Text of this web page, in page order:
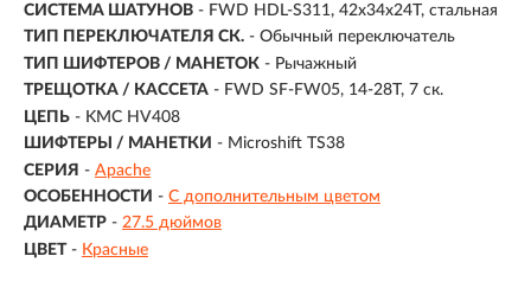
СИСТЕМА ШАТУНОВ - FWD HDL-S311, 42x34x24T, стальная
ТИП ПЕРЕКЛЮЧАТЕЛЯ СК. - Обычный переключатель
ТИП ШИФТЕРОВ / МАНЕТОК - Рычажный
ТРЕЩОТКА / КАССЕТА - FWD SF-FW05, 14-28T, 7 ск.
ЦЕПЬ - KMC HV408
ШИФТЕРЫ / МАНЕТКИ - Microshift TS38
СЕРИЯ - Apache
ОСОБЕННОСТИ - С дополнительным цветом
ДИАМЕТР - 27.5 дюймов
ЦВЕТ - Красные